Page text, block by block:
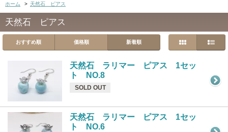
ホーム > 天然石 ピアス
天然石 ピアス
おすすめ順 価格順 新着順
天然石 ラリマー ピアス 1セッ
ト NO.8
SOLD OUT
天然石 ラリマー ピアス 1セッ
ト NO.6